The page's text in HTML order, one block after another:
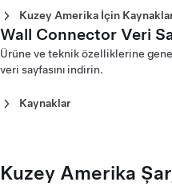
J1772 Wall Connector
J1772 Wall Connector
J1772 Wall Connector
Kuzey Amerika İçin
Evrensel Wall Connector
Amerika (English)
Evrensel Wall Connector
Wall Connector Veri
Ürüne ve teknik özelliklerine
veri sayfasını indirin.
Kaynaklar
Wall Connector Veri
Wall Connector Veri
Kuzey Amerika